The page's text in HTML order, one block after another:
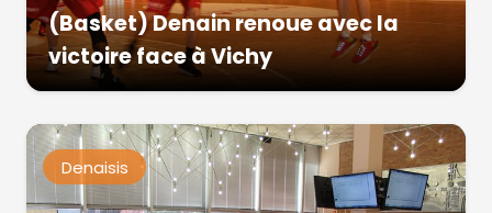
(Basket) Denain renoue avec la
victoire face à Vichy
Denaisis